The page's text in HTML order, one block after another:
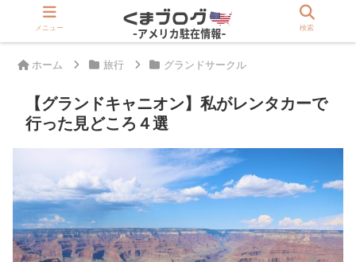
>>駐在員は登録必須「アメリカ版Rakuten」
ホーム 旅行 グランドサークル
【グランドキャニオン】私がレンタカーで
行った見どころ４選
メニュー 検索